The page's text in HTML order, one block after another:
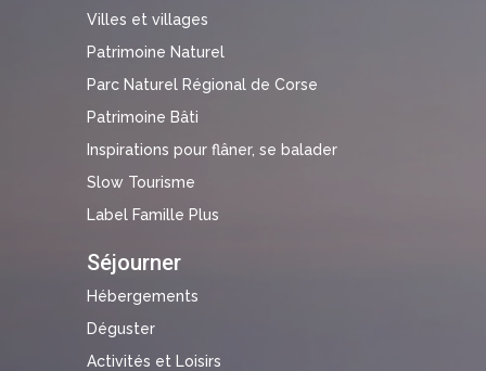
Villes et villages
Patrimoine Naturel
Parc Naturel Régional de Corse
Patrimoine Bâti
Inspirations pour flâner, se balader
Slow Tourisme
Label Famille Plus
Séjourner
Hébergements
Déguster
Activités et Loisirs